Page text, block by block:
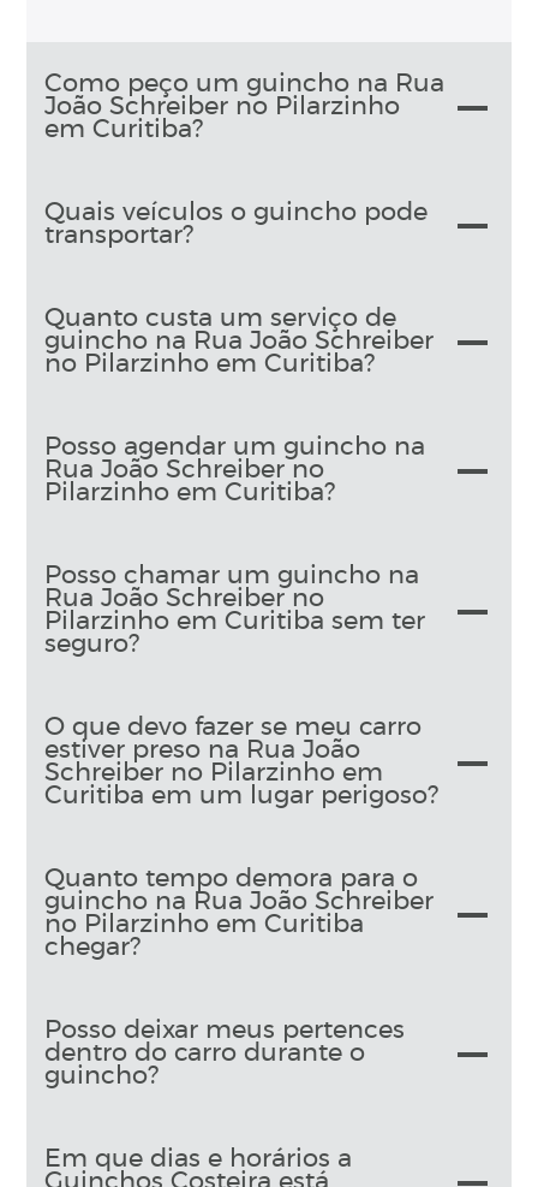
Como peço um guincho na Rua
João Schreiber no Pilarzinho
em Curitiba?
Quais veículos o guincho pode
transportar?
Quanto custa um serviço de
guincho na Rua João Schreiber
no Pilarzinho em Curitiba?
Posso agendar um guincho na
Rua João Schreiber no
Pilarzinho em Curitiba?
Posso chamar um guincho na
Rua João Schreiber no
Pilarzinho em Curitiba sem ter
seguro?
O que devo fazer se meu carro
estiver preso na Rua João
Schreiber no Pilarzinho em
Curitiba em um lugar perigoso?
Quanto tempo demora para o
guincho na Rua João Schreiber
no Pilarzinho em Curitiba
chegar?
Posso deixar meus pertences
dentro do carro durante o
guincho?
Em que dias e horários a
Guinchos Costeira está